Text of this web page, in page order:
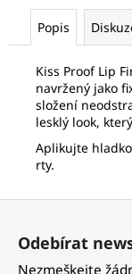
Popis
Kiss Proof Lip
navržený jako
složení
lesklý look,
Aplikujte
rty.
e
PALSAR7
DŘEVĚNÝ
KARTÁČ
MYTÍ
ODNÍMATELNOU
Z
Odebírat
Nezmeškejte